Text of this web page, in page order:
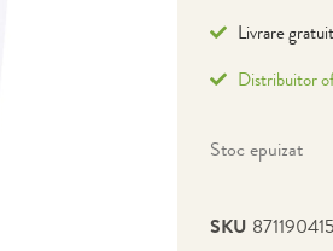
Livrare
Distribuitor
Stoc epuizat
SKU